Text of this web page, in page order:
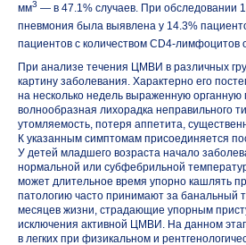
мм3 — в 47.1% случаев. При обследовании
пневмония была выявлена у 14.3%
пациентов с количеством CD4-лимфоцитов
При анализе течения ЦМВИ в различных
картину заболевания. Характерно его
на несколько недель выраженную
волнообразная лихорадка неправильного
утомляемость, потеря аппетита,
К указанным симптомам присоединяется
У детей младшего возраста начало
нормальной или субфебрильной
может длительное время упорно кашлять
патологию часто принимают за банальный
месяцев жизни, страдающие упорным
исключения активной ЦМВИ. На данном
в легких при физикальном и